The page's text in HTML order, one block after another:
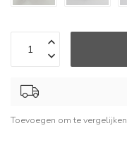
Toevoegen om te vergelijken